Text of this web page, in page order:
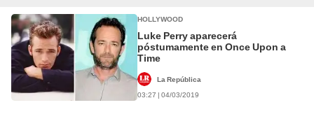
HOLLYWOOD
Luke Perry aparecerá
póstumamente en Once Upon a
Time
La República
03:27 | 04/03/2019